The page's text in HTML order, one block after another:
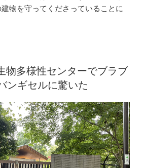
物を守ってくださっていることに
物多様性センターでブラブ
ンギセルに驚いた